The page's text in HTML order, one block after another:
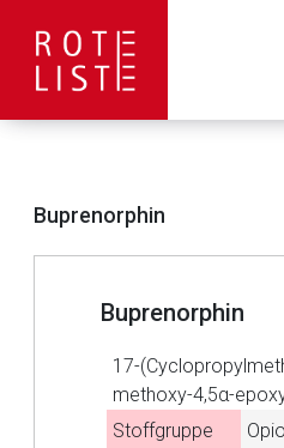
Buprenorphin
Buprenorphin
17-
methoxy-4,5α-
Stoffgruppe